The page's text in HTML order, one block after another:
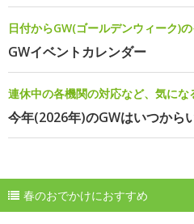
日付からGW(ゴールデンウィーク)
GWイベントカレンダー
連休中の各機関の対応など、気にな
今年(2026年)のGWはいつから
春のおでかけにおすすめ